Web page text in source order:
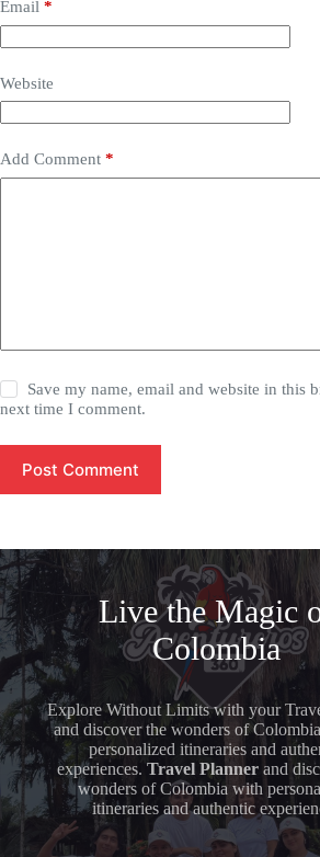
Email *
Website
Add Comment *
Save my name, email and website in this
next time I comment.
Post Comment
Live the Magic
Colombia
Explore Without Limits with your
and discover the wonders of
personalized itineraries and
experiences. Travel Plannerand
wonders of Colombia with
itineraries and authentic